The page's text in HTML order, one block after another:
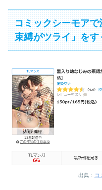
コミックシーモア
束縛がツライ」を
出典： コ